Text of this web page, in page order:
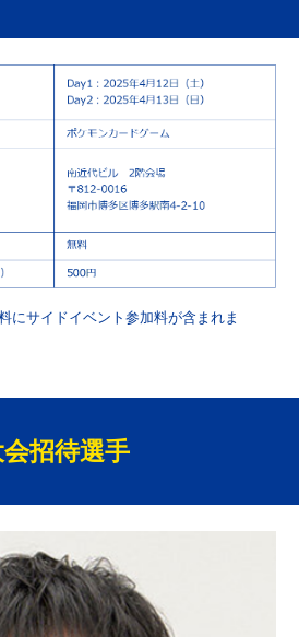
にサイドイベント参加料が含まれま
招待選手